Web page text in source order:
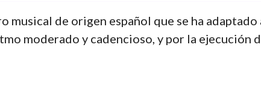
musical de origen español que se ha
moderado y cadencioso, y por la ejecución